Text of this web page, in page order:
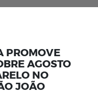
PROMOVE
AGOSTO
NO
JOÃO